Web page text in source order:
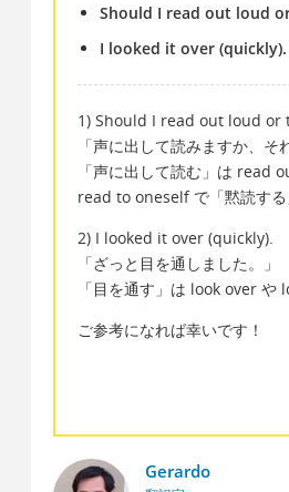
Should I read out loud
I looked it over (quickly).
1) Should I read out loud or
「声に出して読みますか、そ
「声に出して読む」は read
read to oneself で「黙読する
2) I looked it over (quickly).
「ざっと目を通しました。」
「目を通す」は look over や
ご参考になれば幸いです！
Gerardo